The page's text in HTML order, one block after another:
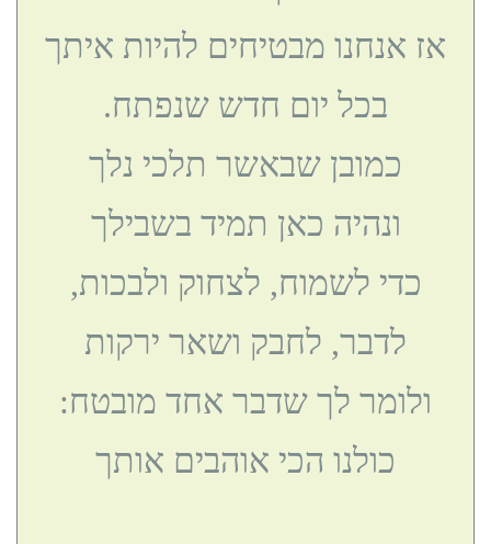
אז אנחנו מבטיחים להיות איתך
בכל יום חדש שנפתח.
כמובן שבאשר תלכי נלך
ונהיה כאן תמיד בשבילך
כדי לשמוח, לצחוק ולבכות,
לדבר, לחבק ושאר ירקות
ולומר לך שדבר אחד מובטח:
כולנו הכי אוהבים אותך